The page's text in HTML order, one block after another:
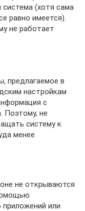
система (хотя сама
равно имеется).
не работает
предлагаемое в
настройкам
с
Поэтому, не
систему к
менее
не открываются
или